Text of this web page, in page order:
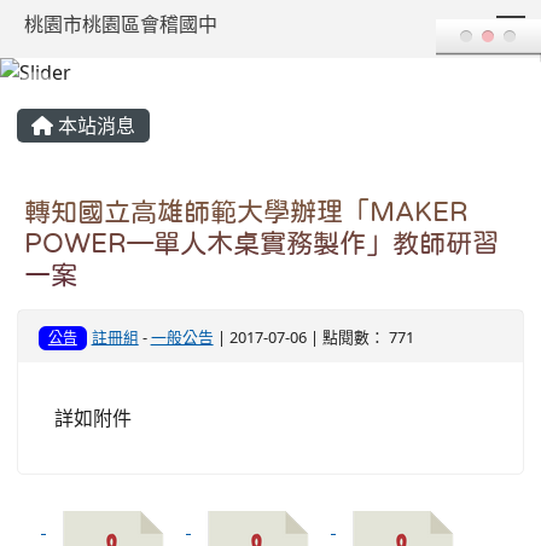
桃園市桃園區會稽國中
本站消息
轉知國立高雄師範大學辦理「MAKER
POWER—單人木桌實務製作」教師研習
一案
公告 註冊組 -一般公告 | 2017-07-06 | 點閱數： 771
詳如附件